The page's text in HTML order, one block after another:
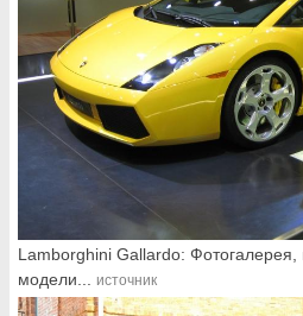
Lamborghini Gallardo:
модели... источник